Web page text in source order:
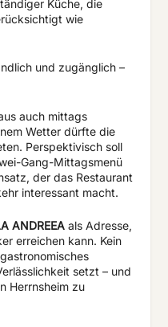
Küche, die
wie
und zugänglich –
auch mittags
Wetter dürfte die
Perspektivisch soll
Gang-Mittagsmenü
der das Restaurant
interessant macht.
ANDREEA als Adresse,
erreichen kann. Kein
setzt – und
Herrnsheim zu